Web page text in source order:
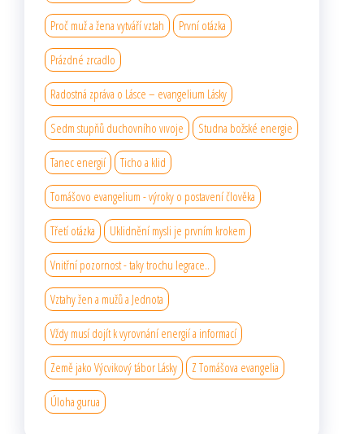
Proč muž a žena vytváří vztah První otázka
Prázdné zrcadlo
Radostná zpráva o Lásce – evangelium Lásky
Sedm stupňů duchovního vıvoje Studna božské energie
Tanec energií Ticho a klid
Tomášovo evangelium - výroky o postavení člověka
Třetí otázka Uklidnění mysli je prvním krokem
Vnitřní pozornost - taky trochu legrace..
Vztahy žen a mužů a Jednota
Vždy musí dojít k vyrovnání energií a informací
Země jako Výcvikový tábor Lásky Z Tomášova evangelia
Úloha gurua